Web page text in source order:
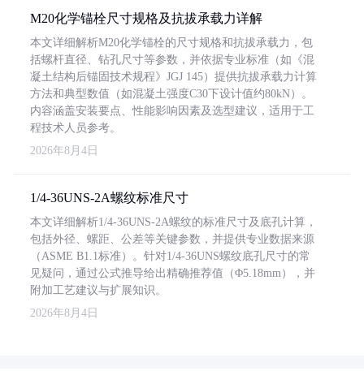
M20化学锚栓尺寸规格及抗拔承载力详解
本文详细解析M20化学锚栓的尺寸规格和抗拔承载力，包
括螺杆直径、钻孔尺寸等参数，并依据专业标准（如《混
凝土结构后锚固技术规程》JGJ 145）提供抗拔承载力计算
方法和典型数值（如混凝土强度C30下设计值约80kN）。
内容涵盖安装要点、性能影响因素及选型建议，适用于工
程技术人员参考。
2026年8月4日
1/4-36UNS-2A螺纹标准尺寸
本文详细解析1/4-36UNS-2A螺纹的标准尺寸及底孔计算，
包括外径、螺距、公差等关键参数，并提供专业数据来源
（ASME B1.1标准）。针对1/4-36UNS螺纹底孔尺寸的常
见疑问，通过公式推导给出精确推荐值（Φ5.18mm），并
附加工艺建议与扩展知识。
2026年8月4日